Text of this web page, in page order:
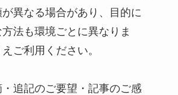
異なる場合があり、目的に
法も環境ごとに異なりま
ご利用ください。
追記のご要望・記事のご感